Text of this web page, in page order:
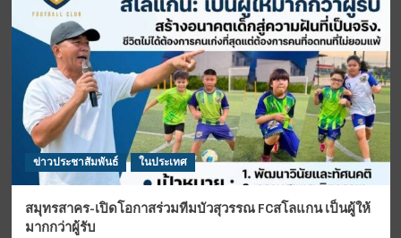
ข่าวประชาสัมพันธ์ ในประเทศ
สมุทรสาคร-เปิดโอกาสร่วมทีมบัวสุวรรณ FCสโลแกน เป็นผู้ให้
มากกว่าผู้รับ